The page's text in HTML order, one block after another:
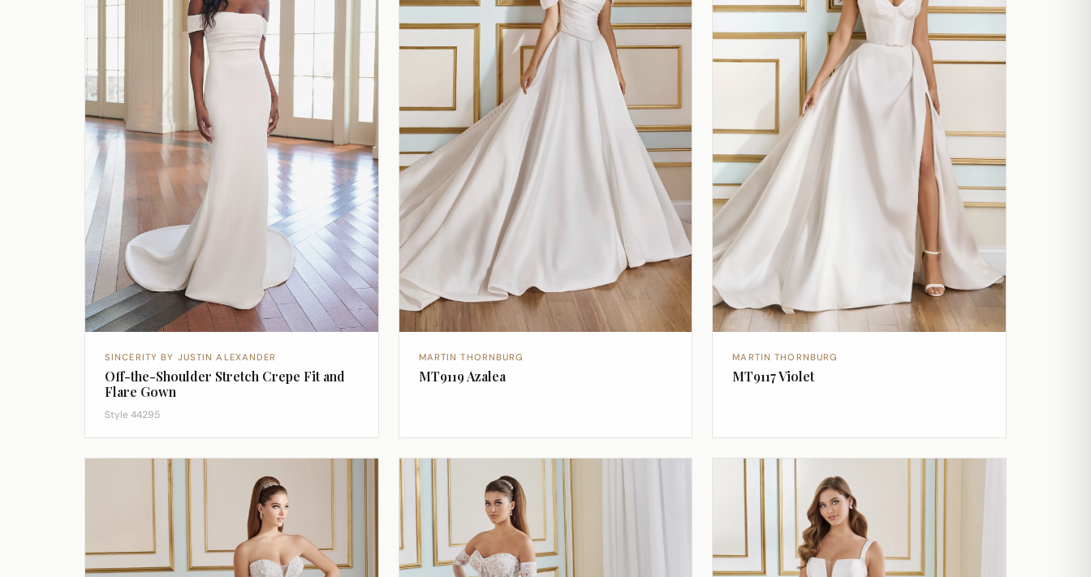
SINCERITY BY JUSTIN ALEXANDER
Off-the-Shoulder Stretch Crepe Fit and
Flare Gown
Style 44295
MARTIN THORNBURG
MT9119 Azalea
MARTIN THORNBURG
MT9117 Violet